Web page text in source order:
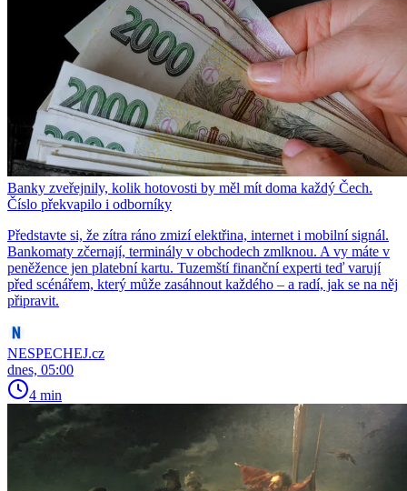
Banky zveřejnily, kolik hotovosti by měl mít doma každý Čech.
Číslo překvapilo i odborníky
Představte si, že zítra ráno zmizí elektřina, internet i mobilní signál.
Bankomaty zčernají, terminály v obchodech zmlknou. A vy máte v
peněžence jen platební kartu. Tuzemští finanční experti teď varují
před scénářem, který může zasáhnout každého – a radí, jak se na něj
připravit.
NESPECHEJ.cz
dnes, 05:00
4 min